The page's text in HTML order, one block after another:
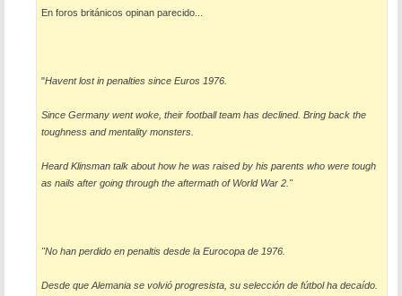
En foros británicos opinan parecido...
"Havent lost in penalties since Euros 1976.
Since Germany went woke, their football team has declined. Bring back the
toughness and mentality monsters.
Heard Klinsman talk about how he was raised by his parents who were tough
as nails after going through the aftermath of World War 2."
"No han perdido en penaltis desde la Eurocopa de 1976.
Desde que Alemania se volvió progresista, su selección de fútbol ha decaído.